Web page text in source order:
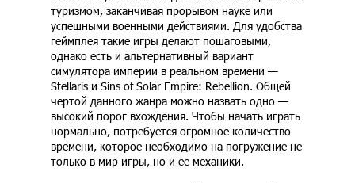
туризмом, заканчивая прорывом науке или
успешными военными действиями. Для удобства
геймплея такие игры делают пошаговыми,
однако есть и альтернативный вариант
симулятора империи в реальном времени —
Stellaris и Sins of Solar Empire: Rebellion. Общей
чертой данного жанра можно назвать одно —
высокий порог вхождения. Чтобы начать играть
нормально, потребуется огромное количество
времени, которое необходимо на погружение не
только в мир игры, но и ее механики.